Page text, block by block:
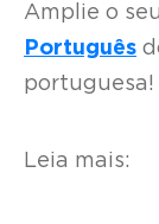
Amplie o
Português
portuguesa!
Leia mais: